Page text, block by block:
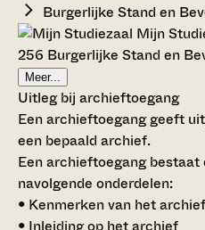
Burgerlijke Stand en
Mijn
256 Burgerlijke Stand en
Meer...
Uitleg bij archieftoegang
Een archieftoegang geeft
een bepaald archief.
Een archieftoegang
navolgende onderdelen:
• Kenmerken van het archief
• Inleiding op het archief